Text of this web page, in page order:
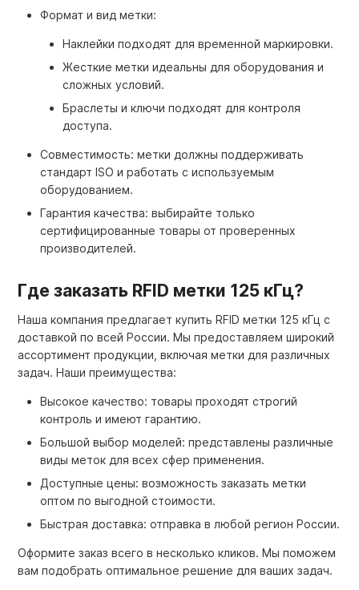
Формат и вид метки:
Наклейки подходят для временной маркировки.
Жесткие метки идеальны для оборудования и
сложных условий.
Браслеты и ключи подходят для контроля
доступа.
Совместимость: метки должны поддерживать
стандарт ISO и работать с используемым
оборудованием.
Гарантия качества: выбирайте только
сертифицированные товары от проверенных
производителей.
Где заказать RFID метки 125 кГц?
Наша компания предлагает купить RFID метки 125 кГц с
доставкой по всей России. Мы предоставляем широкий
ассортимент продукции, включая метки для различных
задач. Наши преимущества:
Высокое качество: товары проходят строгий
контроль и имеют гарантию.
Большой выбор моделей: представлены различные
виды меток для всех сфер применения.
Доступные цены: возможность заказать метки
оптом по выгодной стоимости.
Быстрая доставка: отправка в любой регион России.
Оформите заказ всего в несколько кликов. Мы поможем
вам подобрать оптимальное решение для ваших задач.